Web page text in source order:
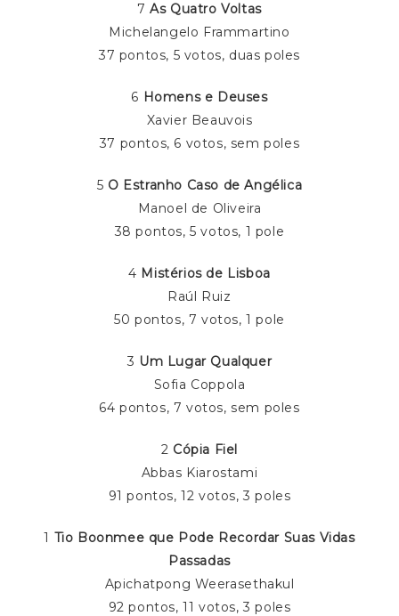
7As Quatro Voltas
Michelangelo Frammartino
37 pontos, 5 votos, duas poles
6 Homens e Deuses
Xavier Beauvois
37 pontos, 6 votos, sem poles
5 O Estranho Caso de Angélica
Manoel de Oliveira
38 pontos, 5 votos, 1 pole
4 Mistérios de Lisboa
Raúl Ruiz
50 pontos, 7 votos, 1 pole
3 Um Lugar Qualquer
Sofia Coppola
64 pontos, 7 votos, sem poles
2 Cópia Fiel
Abbas Kiarostami
91 pontos, 12 votos, 3 poles
1 Tio Boonmee que Pode Recordar Suas Vidas
Passadas
Apichatpong Weerasethakul
92 pontos, 11 votos, 3 poles